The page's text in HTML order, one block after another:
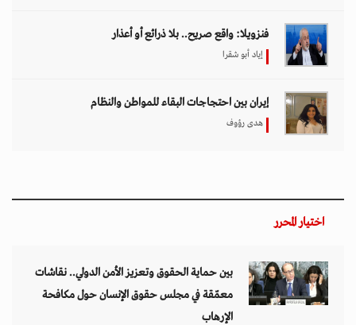
فنزويلا: واقع صريح.. بلا ذرائع أو أعذار
إياد أبو شقرا
إيران بين احتجاجات البقاء للمواطن والنظام
هدى رؤوف
اختيار المحرر
بين حماية الحقوق وتعزيز الأمن الدولي.. نقاشات
معمّقة في مجلس حقوق الإنسان حول مكافحة
الإرهاب